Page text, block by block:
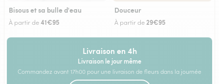
Bisous et sa bulle d'eau
À partir de41€95
Douceur
À partir de29€95
Livraison en 4h
Livraison le jour même
Commandez avant 17h00 pour une livraison de fleurs dans la journée